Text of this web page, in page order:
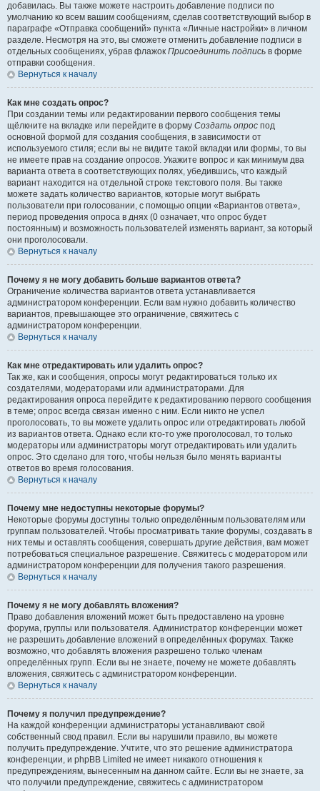
добавилась. Вы также можете настроить добавление подписи по
умолчанию ко всем вашим сообщениям, сделав соответствующий выбор в
параграфе «Отправка сообщений» пункта «Личные настройки» в личном
разделе. Несмотря на это, вы сможете отменить добавление подписи в
отдельных сообщениях, убрав флажок Присоединить подпись в форме
отправки сообщения.
Вернуться к началу
Как мне создать опрос?
При создании темы или редактировании первого сообщения темы
щёлкните на вкладке или перейдите в форму Создать опрос под
основной формой для создания сообщения, в зависимости от
используемого стиля; если вы не видите такой вкладки или формы, то вы
не имеете прав на создание опросов. Укажите вопрос и как минимум два
варианта ответа в соответствующих полях, убедившись, что каждый
вариант находится на отдельной строке текстового поля. Вы также
можете задать количество вариантов, которые могут выбрать
пользователи при голосовании, с помощью опции «Вариантов ответа»,
период проведения опроса в днях (0 означает, что опрос будет
постоянным) и возможность пользователей изменять вариант, за который
они проголосовали.
Вернуться к началу
Почему я не могу добавить больше вариантов ответа?
Ограничение количества вариантов ответа устанавливается
администратором конференции. Если вам нужно добавить количество
вариантов, превышающее это ограничение, свяжитесь с
администратором конференции.
Вернуться к началу
Как мне отредактировать или удалить опрос?
Так же, как и сообщения, опросы могут редактироваться только их
создателями, модераторами или администраторами. Для
редактирования опроса перейдите к редактированию первого сообщения
в теме; опрос всегда связан именно с ним. Если никто не успел
проголосовать, то вы можете удалить опрос или отредактировать любой
из вариантов ответа. Однако если кто-то уже проголосовал, то только
модераторы или администраторы могут отредактировать или удалить
опрос. Это сделано для того, чтобы нельзя было менять варианты
ответов во время голосования.
Вернуться к началу
Почему мне недоступны некоторые форумы?
Некоторые форумы доступны только определённым пользователям или
группам пользователей. Чтобы просматривать такие форумы, создавать в
них темы и оставлять сообщения, совершать другие действия, вам может
потребоваться специальное разрешение. Свяжитесь с модератором или
администратором конференции для получения такого разрешения.
Вернуться к началу
Почему я не могу добавлять вложения?
Право добавления вложений может быть предоставлено на уровне
форума, группы или пользователя. Администратор конференции может
не разрешить добавление вложений в определённых форумах. Также
возможно, что добавлять вложения разрешено только членам
определённых групп. Если вы не знаете, почему не можете добавлять
вложения, свяжитесь с администратором конференции.
Вернуться к началу
Почему я получил предупреждение?
На каждой конференции администраторы устанавливают свой
собственный свод правил. Если вы нарушили правило, вы можете
получить предупреждение. Учтите, что это решение администратора
конференции, и phpBB Limited не имеет никакого отношения к
предупреждениям, вынесенным на данном сайте. Если вы не знаете, за
что получили предупреждение, свяжитесь с администратором